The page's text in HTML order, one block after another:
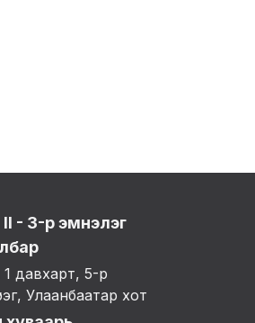
- 3-р эмнэлэг
давхарт, 5-р
Улаанбаатар хот